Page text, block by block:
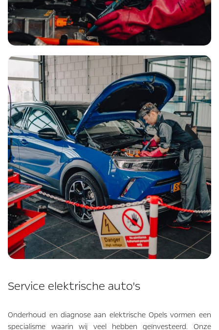
Service elektrische auto's
Onderhoud en diagnose aan elektrische Opels vormen een
specialisme waarin wij veel hebben geïnvesteerd. Onze